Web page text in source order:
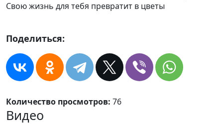
Свою жизнь для тебя превратит в цветы
Поделиться:
Количество просмотров: 76
Видео